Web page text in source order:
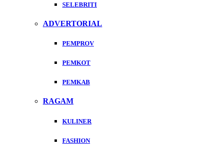
SELEBRITI
ADVERTORIAL
PEMPROV
PEMKOT
PEMKAB
RAGAM
KULINER
FASHION